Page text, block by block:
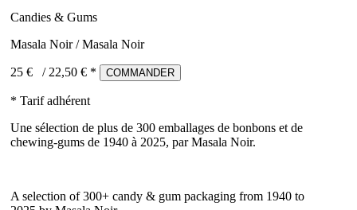
Candies & Gums
Masala Noir / Masala Noir
25 € / 22,50 € * COMMANDER
* Tarif adhérent
Une sélection de plus de 300 emballages de bonbons et de
chewing-gums de 1940 à 2025, par Masala Noir.
A selection of 300+ candy & gum packaging from 1940 to